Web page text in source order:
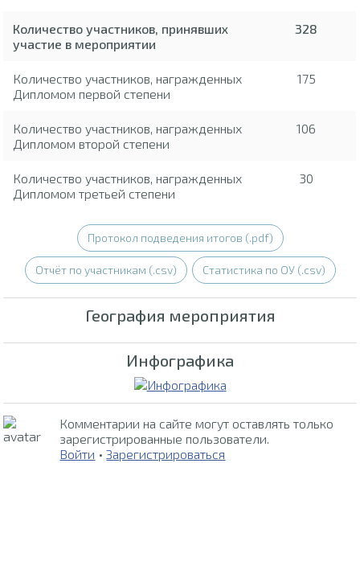
Количество участников, принявших
участие в мероприятии
328
Количество участников, награжденных
Дипломом первой степени
175
Количество участников, награжденных
Дипломом второй степени
106
Количество участников, награжденных
Дипломом третьей степени
30
Протокол подведения итогов (.pdf)
Отчёт по участникам (.csv) Статистика по ОУ (.csv)
География мероприятия
Инфографика
Комментарии на сайте могут оставлять только
зарегистрированные пользователи.
Войти •Зарегистрироваться